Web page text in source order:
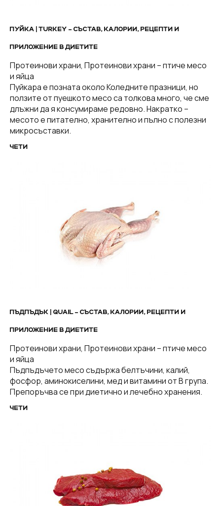
ПУЙКА | TURKEY – СЪСТАВ, КАЛОРИИ, РЕЦЕПТИ И
ПРИЛОЖЕНИЕ В ДИЕТИТЕ
Протеинови храни, Протеинови храни – птиче месо
и яйца
Пуйкара е позната около Коледните празници, но
ползите от пуешкото месо са толкова много, че сме
длъжни да я консумираме редовно. Накратко –
месото е питателно, хранително и пълно с полезни
микросъставки.
ЧЕТИ
ПЪДПЪДЪК | QUAIL – СЪСТАВ, КАЛОРИИ, РЕЦЕПТИ И
ПРИЛОЖЕНИЕ В ДИЕТИТЕ
Протеинови храни, Протеинови храни – птиче месо
и яйца
Пъдпъдъчето месо съдържа белтъчини, калий,
фосфор, аминокиселини, мед и витамини от В група.
Препоръчва се при диетично и лечебно хранения.
ЧЕТИ